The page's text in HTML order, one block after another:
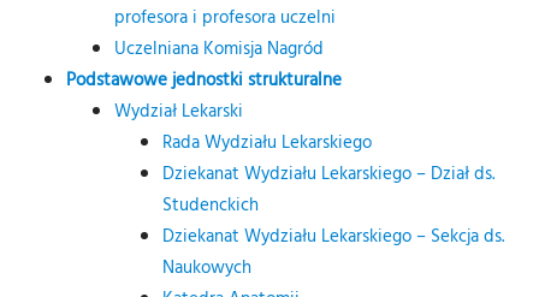
profesora i profesora uczelni
Uczelniana Komisja Nagród
Podstawowe jednostki strukturalne
Wydział Lekarski
Rada Wydziału Lekarskiego
Dziekanat Wydziału Lekarskiego – Dział ds.
Studenckich
Dziekanat Wydziału Lekarskiego – Sekcja ds.
Naukowych